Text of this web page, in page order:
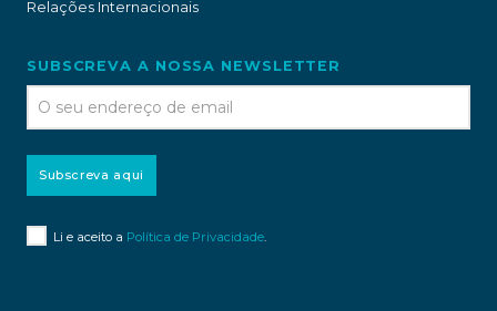
Relações Internacionais
SUBSCREVA A NOSSA NEWSLETTER
Subscreva aqui
Li e aceito a Política de Privacidade.